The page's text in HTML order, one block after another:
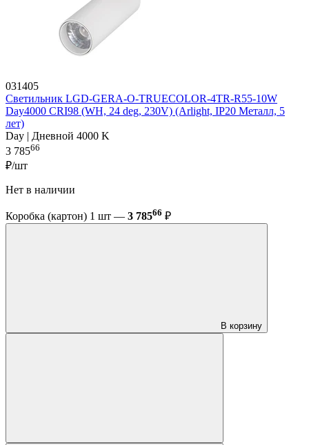
031405
Светильник LGD-GERA-O-TRUECOLOR-4TR-R55-10W
Day4000 CRI98 (WH, 24 deg, 230V) (Arlight, IP20 Металл, 5
лет)
Day | Дневной 4000 K
3 78566
₽/шт
Нет в наличии
Коробка (картон) 1 шт — 3 78566 ₽
В корзину